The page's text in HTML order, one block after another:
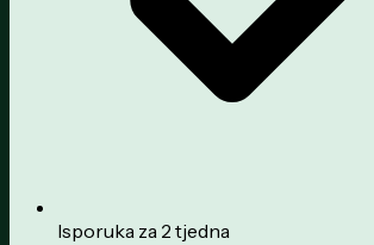
Isporuka za 2 tjedna